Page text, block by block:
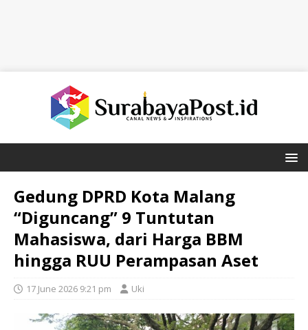
Gedung DPRD Kota Malang
“Diguncang” 9 Tuntutan
Mahasiswa, dari Harga BBM
hingga RUU Perampasan Aset
17 June 2026 9:21 pm Uki